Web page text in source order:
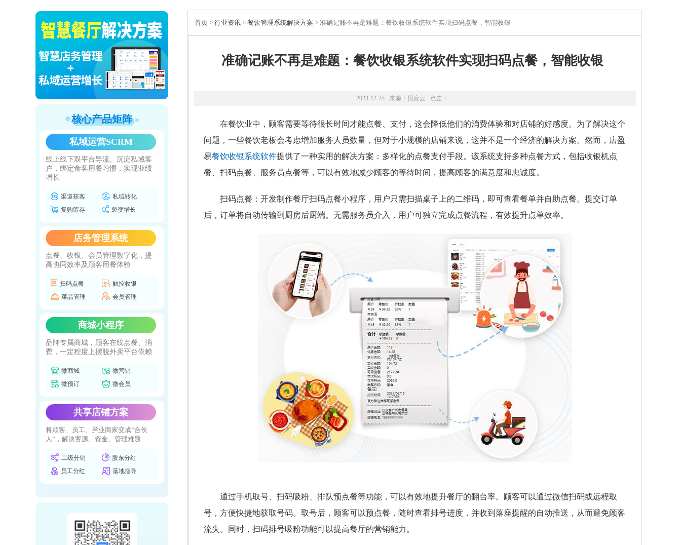
核心产品矩阵
私域运营SCRM
线上线下双平台导流、沉淀私域客
户，绑定食客用餐习惯，实现业绩
增长
渠道获客
私域转化
复购留存
裂变增长
店务管理系统
点餐、收银、会员管理数字化，提
高协同效率及顾客用餐体验
扫码点餐
触控收银
菜品管理
会员管理
商城小程序
品牌专属商城，顾客在线点餐、消
费，一定程度上摆脱外卖平台依赖
微商城
微营销
微预订
微会员
共享店铺方案
将顾客、员工、异业商家变成“合伙
人”，解决客源、资金、管理难题
二级分销
股东分红
员工分红
落地指导
首页 > 行业资讯 > 餐饮管理系统解决方案 > 准确记账不再是难题：餐饮收银系统软件实现扫码点餐，智能收银
准确记账不再是难题：餐饮收银系统软件实现扫码点餐，智能收银
2023-12-25 来源： 贝应云 点击：
在餐饮业中，顾客需要等待很长时间才能点餐、支付，这会降低他们的消费体验和对店铺的好感度。为了解决这个
问题，一些餐饮老板会考虑增加服务人员数量，但对于小规模的店铺来说，这并不是一个经济的解决方案。然而，店盈
易餐饮收银系统软件提供了一种实用的解决方案：多样化的点餐支付手段。该系统支持多种点餐方式，包括收银机点
餐、扫码点餐、服务员点餐等，可以有效地减少顾客的等待时间，提高顾客的满意度和忠诚度。
扫码点餐：开发制作餐厅扫码点餐小程序，用户只需扫描桌子上的二维码，即可查看餐单并自助点餐。提交订单
后，订单将自动传输到厨房后厨端。无需服务员介入，用户可独立完成点餐流程，有效提升点单效率。
通过手机取号、扫码吸粉、排队预点餐等功能，可以有效地提升餐厅的翻台率。顾客可以通过微信扫码或远程取
号，方便快捷地获取号码。取号后，顾客可以预点餐，随时查看排号进度，并收到落座提醒的自动推送，从而避免顾客
流失。同时，扫码排号吸粉功能可以提高餐厅的营销能力。